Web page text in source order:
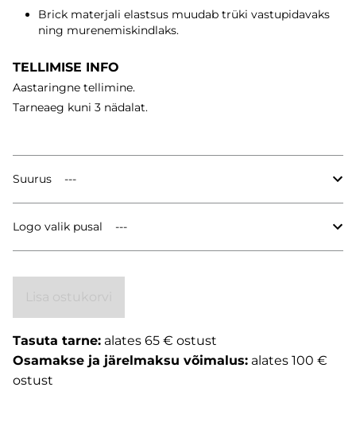
Brick materjali elastsus muudab trüki vastupidavaks
ning murenemiskindlaks.
TELLIMISE INFO
Aastaringne tellimine.
Tarneaeg kuni 3 nädalat.
Suurus
Logo valik pusal
Tasuta tarne: alates 65 € ostust
Osamakse ja järelmaksu võimalus: alates 100 €
ostust